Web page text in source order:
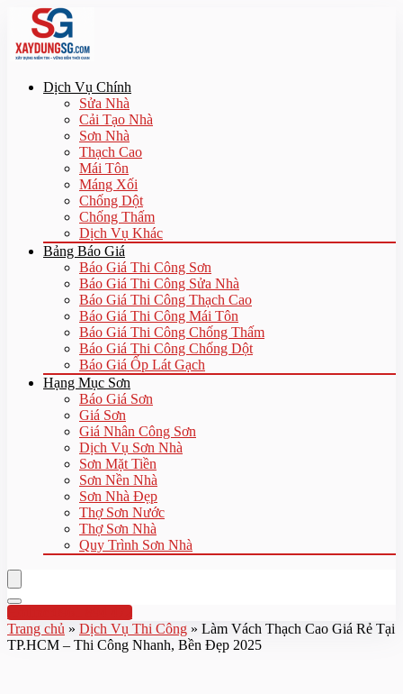
Dịch Vụ Chính
Sửa Nhà
Cải Tạo Nhà
Sơn Nhà
Thạch Cao
Mái Tôn
Máng Xối
Chống Dột
Chống Thấm
Dịch Vụ Khác
Bảng Báo Giá
Báo Giá Thi Công Sơn
Báo Giá Thi Công Sửa Nhà
Báo Giá Thi Công Thạch Cao
Báo Giá Thi Công Mái Tôn
Báo Giá Thi Công Chống Thấm
Báo Giá Thi Công Chống Dột
Báo Giá Ốp Lát Gạch
Hạng Mục Sơn
Báo Giá Sơn
Giá Sơn
Giá Nhân Công Sơn
Dịch Vụ Sơn Nhà
Sơn Mặt Tiền
Sơn Nền Nhà
Sơn Nhà Đẹp
Thợ Sơn Nước
Thợ Sơn Nhà
Quy Trình Sơn Nhà
Hotline:0961 894 472
Trang chủ » Dịch Vụ Thi Công » Làm Vách Thạch Cao Giá Rẻ Tại
TP.HCM – Thi Công Nhanh, Bền Đẹp 2025